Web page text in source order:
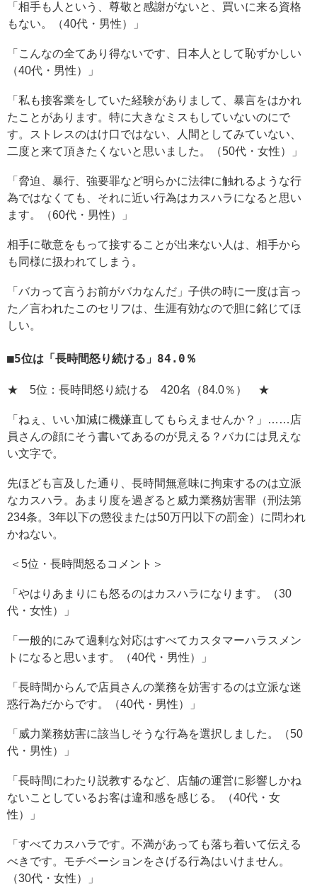
「相手も人という、尊敬と感謝がないと、買いに来る資格
もない。（40代・男性）」
「こんなの全てあり得ないです、日本人として恥ずかしい
（40代・男性）」
「私も接客業をしていた経験がありまして、暴言をはかれ
たことがあります。特に大きなミスもしていないのにで
す。ストレスのはけ口ではない、人間としてみていない、
二度と来て頂きたくないと思いました。（50代・女性）」
「脅迫、暴行、強要罪など明らかに法律に触れるような行
為ではなくても、それに近い行為はカスハラになると思い
ます。（60代・男性）」
相手に敬意をもって接することが出来ない人は、相手から
も同様に扱われてしまう。
「バカって言うお前がバカなんだ」子供の時に一度は言っ
た／言われたこのセリフは、生涯有効なので胆に銘じてほ
しい。
5位は「長時間怒り続ける」84.0％
★ 5位：長時間怒り続ける 420名（84.0％） ★
「ねぇ、いい加減に機嫌直してもらえませんか？」……店
員さんの顔にそう書いてあるのが見える？バカには見えな
い文字で。
先ほども言及した通り、長時間無意味に拘束するのは立派
なカスハラ。あまり度を過ぎると威力業務妨害罪（刑法第
234条。3年以下の懲役または50万円以下の罰金）に問われ
かねない。
＜5位・長時間怒るコメント＞
「やはりあまりにも怒るのはカスハラになります。（30
代・女性）」
「一般的にみて過剰な対応はすべてカスタマーハラスメン
トになると思います。（40代・男性）」
「長時間からんで店員さんの業務を妨害するのは立派な迷
惑行為だからです。（40代・男性）」
「威力業務妨害に該当しそうな行為を選択しました。（50
代・男性）」
「長時間にわたり説教するなど、店舗の運営に影響しかね
ないことしているお客は違和感を感じる。（40代・女
性）」
「すべてカスハラです。不満があっても落ち着いて伝える
べきです。モチベーションをさげる行為はいけません。
（30代・女性）」